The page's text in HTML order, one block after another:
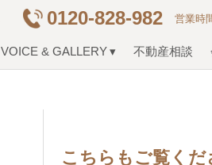
0120-828-982 営業時
VOICE & GALLERY 不動産相談
こちらもご覧くだ